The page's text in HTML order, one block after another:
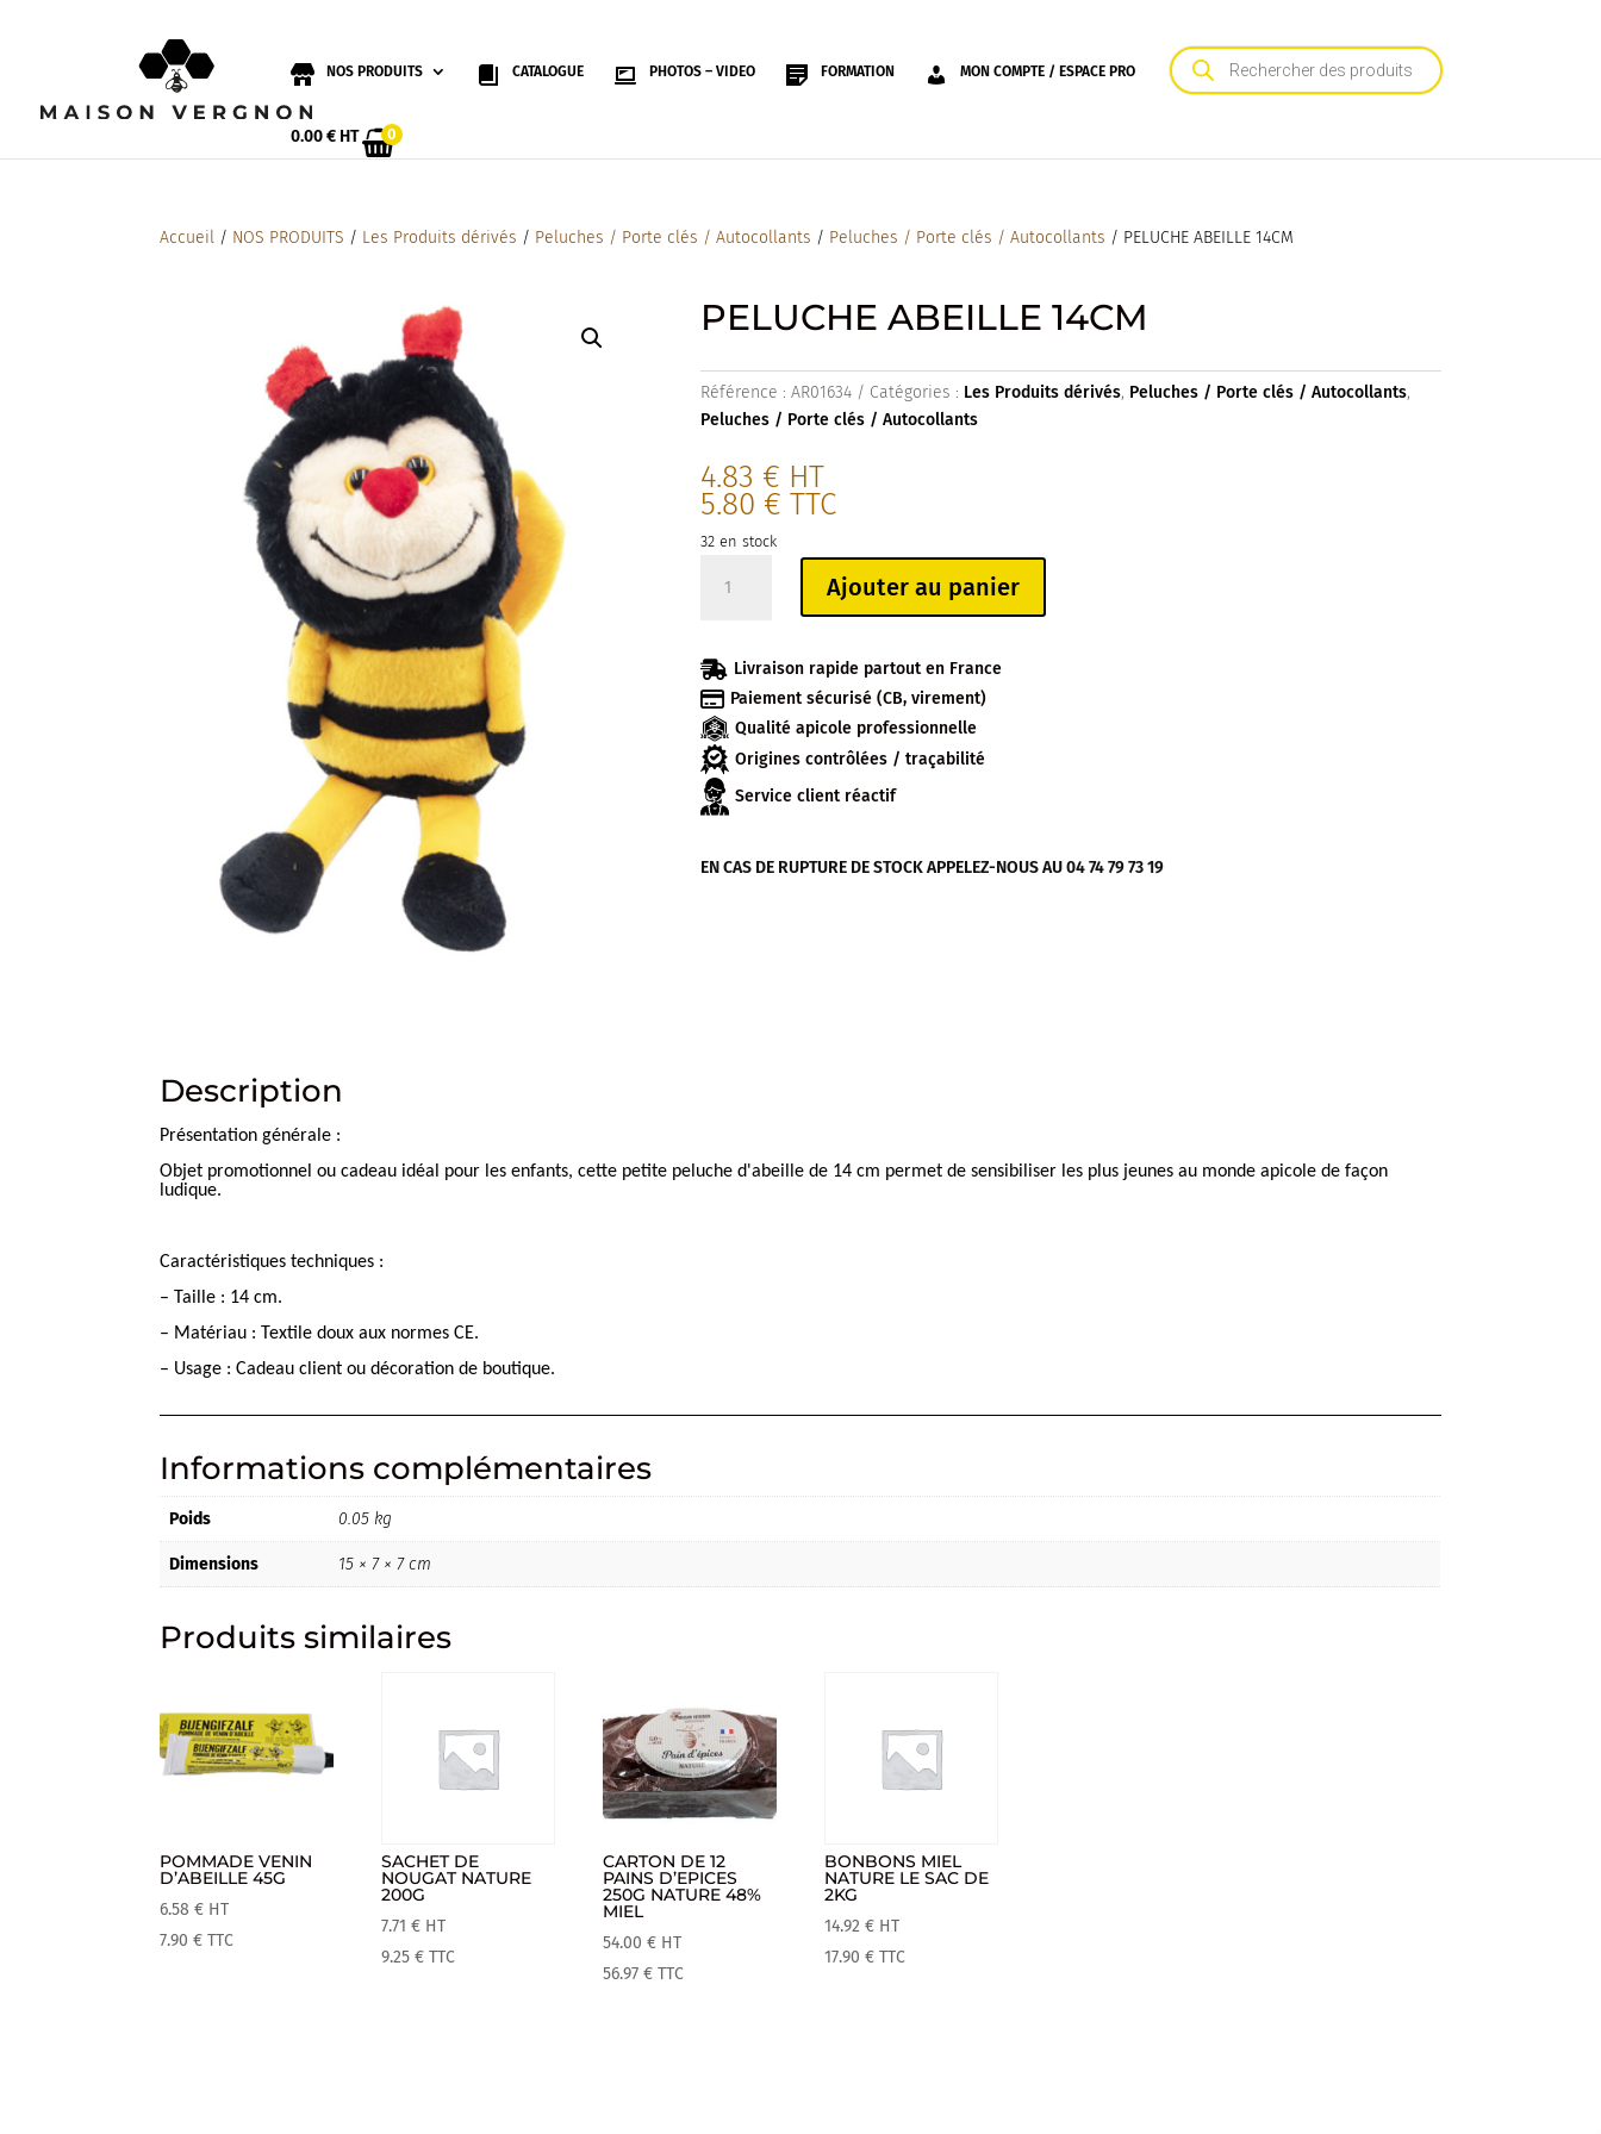
NOS PRODUITS CATALOGUE PHOTOS – VIDEO FORMATION MON COMPTE / ESPACE PRO
Recherche
de
produits
0.00€ HT 0
Accueil / NOS PRODUITS / Les Produits dérivés / Peluches / Porte clés / Autocollants / Peluches / Porte clés / Autocollants / PELUCHE ABEILLE 14CM
PELUCHE ABEILLE 14CM
Référence :AR01634 Catégories : Les Produits dérivés, Peluches / Porte clés / Autocollants,
Peluches / Porte clés / Autocollants
4.83 € HT
5.80 € TTC
32 en stock
14CM
Ajouter au panier
 Livraison rapide partout en France
 Paiement sécurisé (CB, virement)
Qualité apicole professionnelle
Origines contrôlées / traçabilité
Service client réactif
EN CAS DE RUPTURE DE STOCK APPELEZ-NOUS AU 04 74 79 73 19
Description
Présentation générale :
Objet promotionnel ou cadeau idéal pour les enfants, cette petite peluche d'abeille de 14 cm permet de sensibiliser les plus jeunes au monde apicole de façon
ludique.
Caractéristiques techniques :
– Taille : 14 cm.
– Matériau : Textile doux aux normes CE.
– Usage : Cadeau client ou décoration de boutique.
Informations complémentaires
Poids 0.05 kg
Dimensions 15 × 7 × 7 cm
Produits similaires
POMMADE VENIN
D’ABEILLE 45G
6.58€ HT
7.90€ TTC
SACHET DE
NOUGAT NATURE
200G
7.71€ HT
9.25€ TTC
CARTON DE 12
PAINS D’EPICES
250G NATURE 48%
MIEL
54.00€ HT
56.97€ TTC
BONBONS MIEL
NATURE LE SAC DE
2KG
14.92€ HT
17.90€ TTC